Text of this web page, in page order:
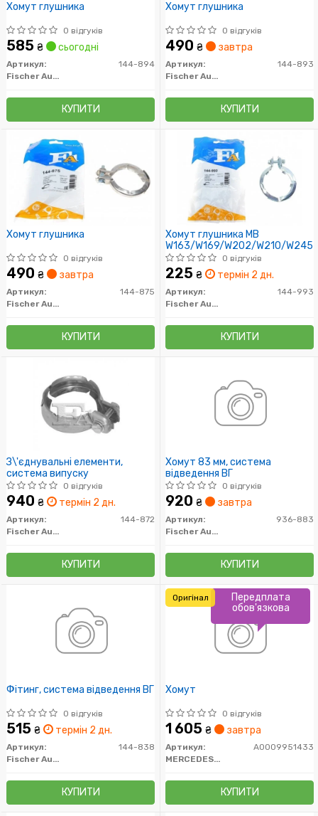
Хомут глушника
0 відгуків
585 ₴ сьогодні
Артикул:
144-894
Fischer Automotive One (FA1)
КУПИТИ
Хомут глушника
0 відгуків
490 ₴ завтра
Артикул:
144-893
Fischer Automotive One (FA1)
КУПИТИ
Хомут глушника
0 відгуків
490 ₴ завтра
Артикул:
144-875
Fischer Automotive One (FA1)
КУПИТИ
Хомут глушника MB
W163/W169/W202/W210/W245
0 відгуків
225 ₴ термін 2 дн.
Артикул:
144-993
Fischer Automotive One (FA1)
КУПИТИ
З\'єднувальні елементи,
система випуску
0 відгуків
940 ₴ термін 2 дн.
Артикул:
144-872
Fischer Automotive One (FA1)
КУПИТИ
Хомут 83 мм, система
відведення ВГ
0 відгуків
920 ₴ завтра
Артикул:
936-883
Fischer Automotive One (FA1)
КУПИТИ
Фітинг, система відведення ВГ
0 відгуків
515 ₴ термін 2 дн.
Артикул:
144-838
Fischer Automotive One (FA1)
КУПИТИ
Хомут
0 відгуків
1 605 ₴ завтра
Артикул:
A0009951433
MERCEDES-BENZ
КУПИТИ
Передплата
обов'язкова
Оригінал